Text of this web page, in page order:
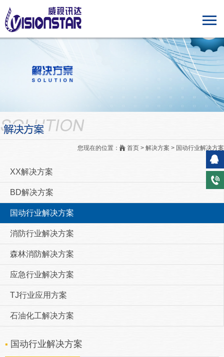
您现在的位置： 首页 > 解决方案 > 国动行业解决方案
XX解决方案
BD解决方案
国动行业解决方案
消防行业解决方案
森林消防解决方案
应急行业解决方案
TJ行业应用方案
石油化工解决方案
▪ 国动行业解决方案
在